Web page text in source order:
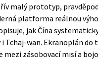
malý prototyp,
platforma reálnou
jak Čína
Tchaj-wan. Ekranoplán
mezi zásobovací misí a